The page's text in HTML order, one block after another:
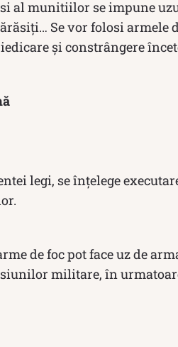
al munitiilor se impune
Se vor folosi armele
și constrângere
legi, se înțelege
de foc pot face uz de
militare, în